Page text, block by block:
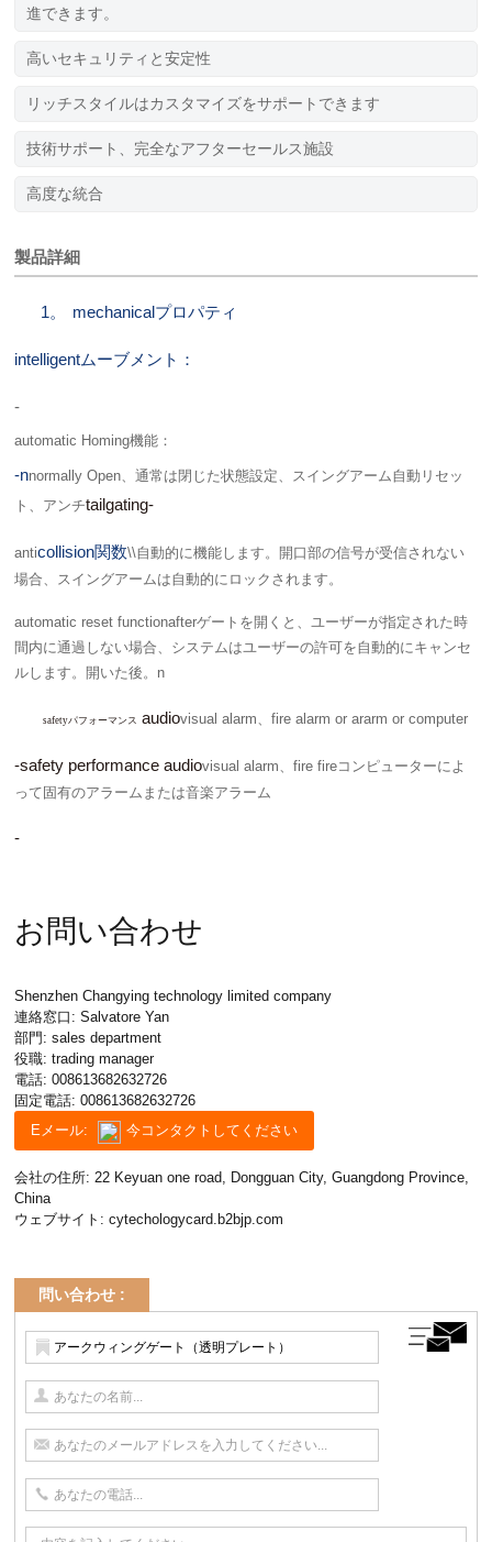
進できます。
高いセキュリティと安定性
リッチスタイルはカスタマイズをサポートできます
技術サポート、完全なアフターセールス施設
高度な統合
製品詳細
1。 mechanicalプロパティ
intelligentムーブメント：
-
automatic Homing機能：
-nnormally Open、通常は閉じた状態設定、スイングアーム自動リセッ
ト、アンチtailgating-
anticollision関数\\自動的に機能します。開口部の信号が受信されない
場合、スイングアームは自動的にロックされます。
automatic reset functionafterゲートを開くと、ユーザーが指定された時
間内に通過しない場合、システムはユーザーの許可を自動的にキャンセ
ルします。開いた後。n
safetyパフォーマンスaudiovisual alarm、fire alarm or ararm or computer
-safety performance audiovisual alarm、fire fireコンピューターによ
って固有のアラームまたは音楽アラーム
-
お問い合わせ
Shenzhen Changying technology limited company
連絡窓口: Salvatore Yan
部門: sales department
役職: trading manager
電話:008613682632726
固定電話:008613682632726
Eメール:
今コンタクトしてください
会社の住所: 22 Keyuan one road, Dongguan City, Guangdong Province,
China
ウェブサイト:cytechologycard.b2bjp.com
問い合わせ :